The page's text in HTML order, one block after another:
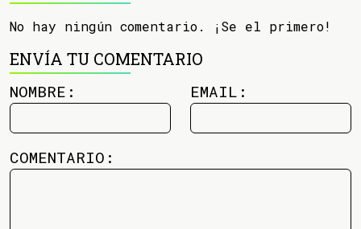
No hay ningún comentario. ¡Se el primero!
ENVÍA TU COMENTARIO
NOMBRE: EMAIL:
COMENTARIO: